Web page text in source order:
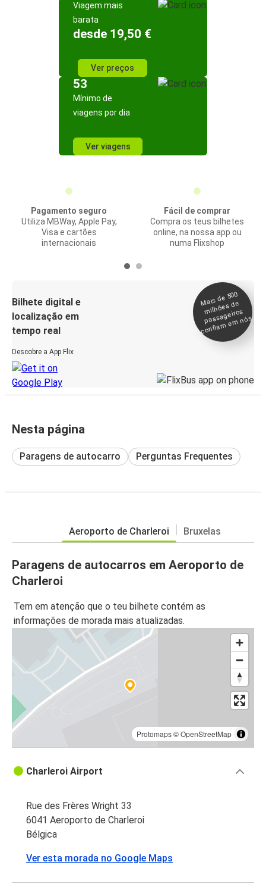
Viagem mais
barata
desde 19,50 €
Ver preços
53
Mínimo de
viagens por dia
Ver viagens
Pagamento seguro
Utiliza MBWay, Apple Pay,
Visa e cartões
internacionais
Fácil de comprar
Compra os teus bilhetes
online, na nossa app ou
numa Flixshop
Bilhete digital e
localização em
tempo real
Descobre a App Flix
Mais de 500
milhões de
passageiros
confia
m e
m nós
Nesta página
Paragens de autocarro Perguntas Frequentes
Aeroporto de Charleroi Bruxelas
Paragens de autocarros em Aeroporto de
Charleroi
Tem em atenção que o teu bilhete contém as
informações de morada mais atualizadas.
Protomaps©OpenStreetMap
Charleroi Airport
Rue des Frères Wright 33
6041 Aeroporto de Charleroi
Bélgica
Ver esta morada no Google Maps